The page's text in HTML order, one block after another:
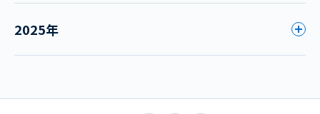
2025年